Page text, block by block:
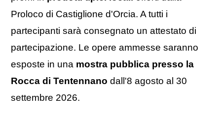
Proloco di Castiglione d'Orcia. A tutti i
partecipanti sarà consegnato un attestato di
partecipazione. Le opere ammesse saranno
esposte in una mostra pubblica presso la
Rocca di Tentennano dall'8 agosto al 30
settembre 2026.